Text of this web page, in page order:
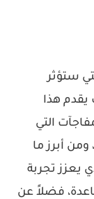
التي ستؤثر
يقدم هذا
التي
ومن أبرز ما
يعزز تجربة
فضلاً عن